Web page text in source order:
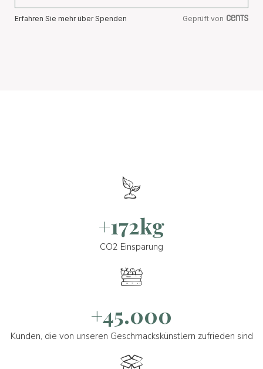
Erfahren Sie mehr über Spenden Geprüft von
+172kg
CO2 Einsparung
+45.000
Kunden, die von unseren Geschmackskünstlern zufrieden sind